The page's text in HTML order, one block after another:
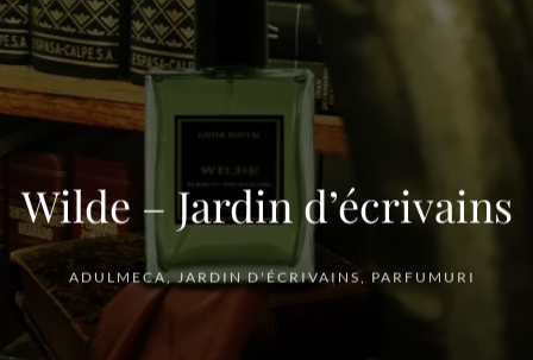
Wilde – Jardin d’écrivains
ADULMECA, JARDIN D'ÉCRIVAINS, PARFUMURI